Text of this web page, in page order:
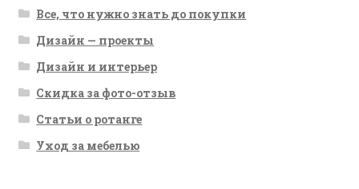
Все, что нужно знать до покупки
Дизайн — проекты
Дизайн и интерьер
Скидка за фото-отзыв
Статьи о ротанге
Уход за мебелью